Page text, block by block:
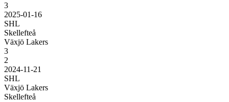
3
2025-01-16
SHL
Skellefteå
Växjö Lakers
3
2
2024-11-21
SHL
Växjö Lakers
Skellefteå